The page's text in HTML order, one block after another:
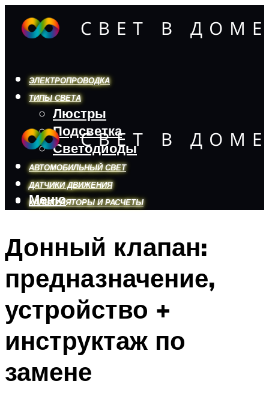
ЭЛЕКТРОПРОВОДКА
ТИПЫ СВЕТА
Люстры
Подсветка
Светодиоды
АВТОМОБИЛЬНЫЙ СВЕТ
ДАТЧИКИ ДВИЖЕНИЯ
КАЛЬКУЛЯТОРЫ И РАСЧЕТЫ
Меню
Меню
Донный клапан:
предназначение,
устройство +
инструктаж по
замене